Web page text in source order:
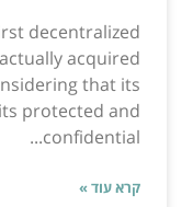
decentralized
acquired
that its
protected and
confidential...
קרא עוד »